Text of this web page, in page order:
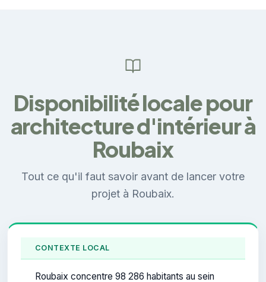
Disponibilité locale pour
architecture d'intérieur à
Roubaix
Tout ce qu'il faut savoir avant de lancer votre
projet à Roubaix.
CONTEXTE LOCAL
Roubaix concentre 98 286 habitants au sein